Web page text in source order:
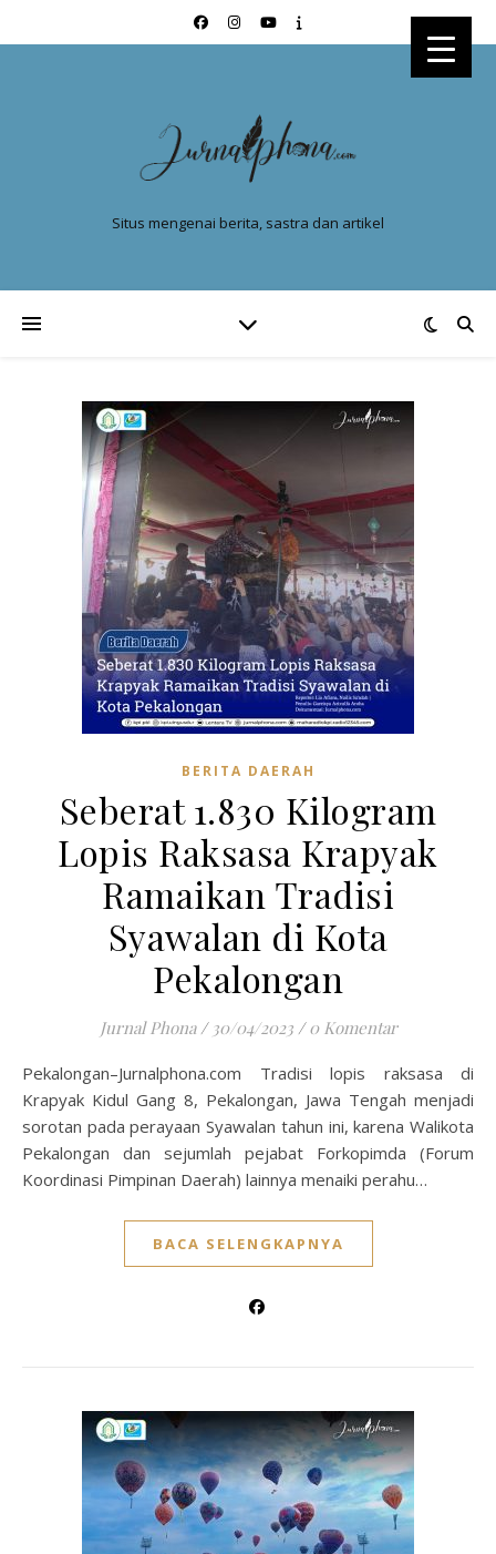
Situs mengenai berita, sastra dan artikel
BERITA DAERAH
Seberat 1.830 Kilogram
Lopis Raksasa Krapyak
Ramaikan Tradisi
Syawalan di Kota
Pekalongan
Jurnal Phona / 30/04/2023 / 0 Komentar
Pekalongan–Jurnalphona.com Tradisi lopis raksasa di
Krapyak Kidul Gang 8, Pekalongan, Jawa Tengah menjadi
sorotan pada perayaan Syawalan tahun ini, karena Walikota
Pekalongan dan sejumlah pejabat Forkopimda (Forum
Koordinasi Pimpinan Daerah) lainnya menaiki perahu…
BACA SELENGKAPNYA